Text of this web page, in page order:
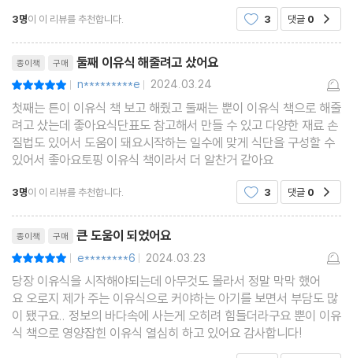
단호박
완두콩
달걀노른자
PART 2. 중기 토핑 이유식
1장 중기 토핑 이유식 시작 전에 알아두면 좋아요
이유식에서 사용 가능한 흰살 생선
중기 이유식 필수템 채소 육수
중기 토핑 이유식 체크사항 및 스케줄
중기 토핑 이유식의 재료 비율과 양
중기 토핑 이유식 식단표(하루 2~3회)
3명이 이 리뷰를 추천합니다. 3 댓글 0
종이책 구매 둘째 이유식 해줄려고 샀어요
| n*********e | 2024.03.24
첫째는 튼이 이유식 책 보고 해줬고 둘째는 뿐이 이유식 책으로 해줄
려고 샀는데 좋아요식단표도 참고해서 만들 수 있고 다양한 재료 손
질법도 있어서 도움이 돼요시작하는 일수에 맞게 식단을 구성할 수
있어서 좋아요토핑 이유식 책이라서 더 알찬거 같아요
3명이 이 리뷰를 추천합니다. 3 댓글 0
종이책 구매 큰 도움이 되었어요
| e********6 | 2024.03.23
당장 이유식을 시작해야되는데 아무것도 몰라서 정말 막막 했어
요 오로지 제가 주는 이유식으로 커야하는 아기를 보면서 부담도 많
이 됐구요.. 정보의 바다속에 사는게 오히려 힘들더라구요 뿐이 이유
식 책으로 영양잡힌 이유식 열심히 하고 있어요 감사합니다!